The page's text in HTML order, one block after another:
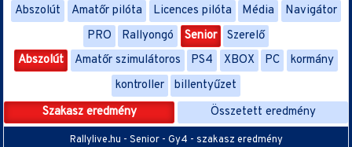
Abszolút Amatőr pilóta Licences pilóta Média
Navigátor
PRO
Rallyongó Senior
Szerelő
Abszolút
Amatőr szimulátoros PS4 XBOX PC
kormány
kontroller
billentyűzet
Szakasz eredmény
Összetett eredmény
Rallylive.hu - Senior - Gy4 - szakasz eredmény